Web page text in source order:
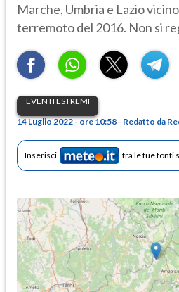
Marche, Umbria e Lazio
terremoto del 2016. Non si
EVENTI ESTREMI
14 Luglio 2022 - ore 10:58 - Redatto da
Inserisci tra le tue fonti